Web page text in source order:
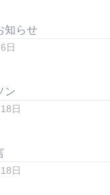
知らせ
日
ン
日
日